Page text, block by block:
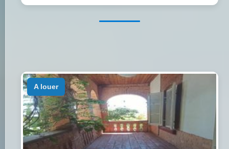
a louer